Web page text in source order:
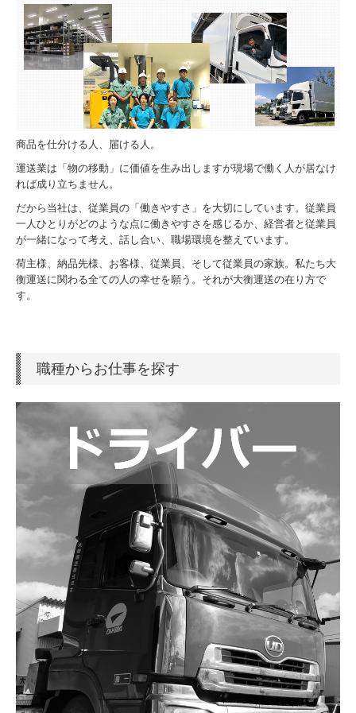
商品を仕分ける人、届ける人。
運送業は「物の移動」に価値を生み出しますが現場で働く人が居なけ
れば成り立ちません。
だから当社は、従業員の「働きやすさ」を大切にしています。従業員
一人ひとりがどのような点に働きやすさを感じるか、経営者と従業員
が一緒になって考え、話し合い、職場環境を整えています。
荷主様、納品先様、お客様、従業員、そして従業員の家族。私たち大
衡運送に関わる全ての人の幸せを願う。それが大衡運送の在り方で
す。
職種からお仕事を探す